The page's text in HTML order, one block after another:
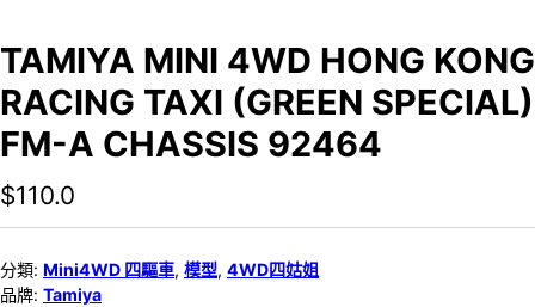
TAMIYA MINI 4WD HONG KONG
RACING TAXI (GREEN SPECIAL)
FM-A CHASSIS 92464
$110.0
分類: Mini4WD 四驅車, 模型, 4WD四姑姐
品牌: Tamiya